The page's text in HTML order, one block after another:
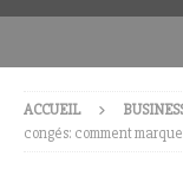
ACCUEIL
congés: comment